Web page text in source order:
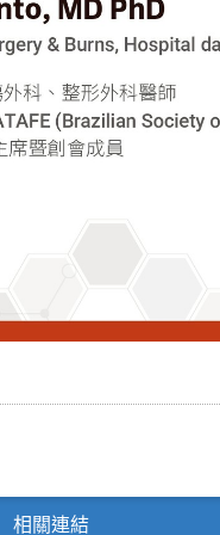
相關連結